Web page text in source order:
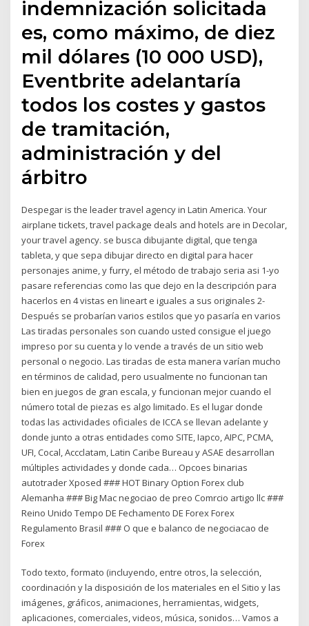
indemnización solicitada
es, como máximo, de diez
mil dólares (10 000 USD),
Eventbrite adelantaría
todos los costes y gastos
de tramitación,
administración y del
árbitro
Despegar is the leader travel agency in Latin America. Your
airplane tickets, travel package deals and hotels are in Decolar,
your travel agency. se busca dibujante digital, que tenga
tableta, y que sepa dibujar directo en digital para hacer
personajes anime, y furry, el método de trabajo seria asi 1-yo
pasare referencias como las que dejo en la descripción para
hacerlos en 4 vistas en lineart e iguales a sus originales 2-
Después se probarían varios estilos que yo pasaría en varios
Las tiradas personales son cuando usted consigue el juego
impreso por su cuenta y lo vende a través de un sitio web
personal o negocio. Las tiradas de esta manera varían mucho
en términos de calidad, pero usualmente no funcionan tan
bien en juegos de gran escala, y funcionan mejor cuando el
número total de piezas es algo limitado. Es el lugar donde
todas las actividades oficiales de ICCA se llevan adelante y
donde junto a otras entidades como SITE, Iapco, AIPC, PCMA,
UFI, Cocal, Accclatam, Latin Caribe Bureau y ASAE desarrollan
múltiples actividades y donde cada… Opcoes binarias
autotrader Xposed ### HOT Binary Option Forex club
Alemanha ### Big Mac negociao de preo Comrcio artigo llc ###
Reino Unido Tempo DE Fechamento DE Forex Forex
Regulamento Brasil ### O que e balanco de negociacao de
Forex
Todo texto, formato (incluyendo, entre otros, la selección,
coordinación y la disposición de los materiales en el Sitio y las
imágenes, gráficos, animaciones, herramientas, widgets,
aplicaciones, comerciales, videos, música, sonidos… Vamos a